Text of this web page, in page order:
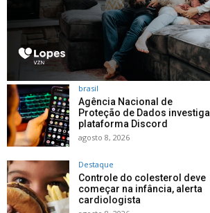
brasil
Agência Nacional de
Proteção de Dados investiga
plataforma Discord
agosto 8, 2026
Destaque
Controle do colesterol deve
começar na infância, alerta
cardiologista